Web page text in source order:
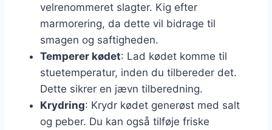
velrenommeret slagter. Kig efter
marmorering, da dette vil bidrage til
smagen og saftigheden.
Temperer kødet: Lad kødet komme til
stuetemperatur, inden du tilbereder det.
Dette sikrer en jævn tilberedning.
Krydring: Krydr kødet generøst med salt
og peber. Du kan også tilføje friske